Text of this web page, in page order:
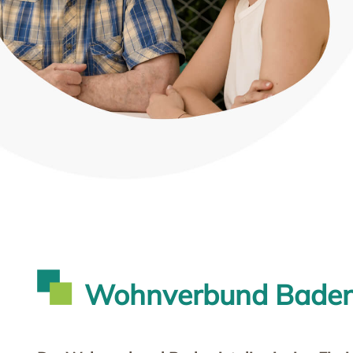
WEITERBILDEN
Seminare & Vorträge
pro mente Akademie
KONTAKT
Wohnverbund